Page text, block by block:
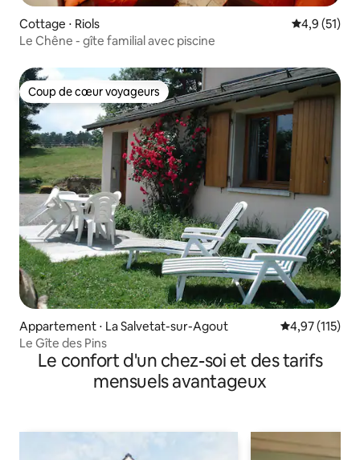
Cottage ⋅ Riols Évaluation
4,9 (51)
Le Chêne - gîte familial avec piscine
Coup de cœur voyageurs
Coup de cœur voyageurs
Appartement ⋅ La Salvetat-sur-Agout Évaluation
4,97 (115)
Le Gîte des Pins
Le confort d'un chez-soi et des tarifs
mensuels avantageux